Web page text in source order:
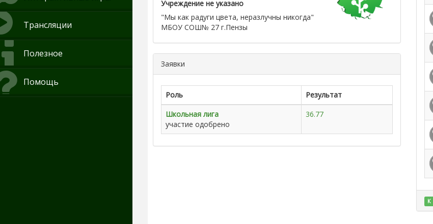
Трансляции
Полезное
Помощь
Учреждение не указано
"Мы как радуги цвета, неразлучны никогда"
МБОУ СОШ№ 27 г.Пензы
Заявки
Роль
Результат
Школьная лига
участие одобрено
36.77
К